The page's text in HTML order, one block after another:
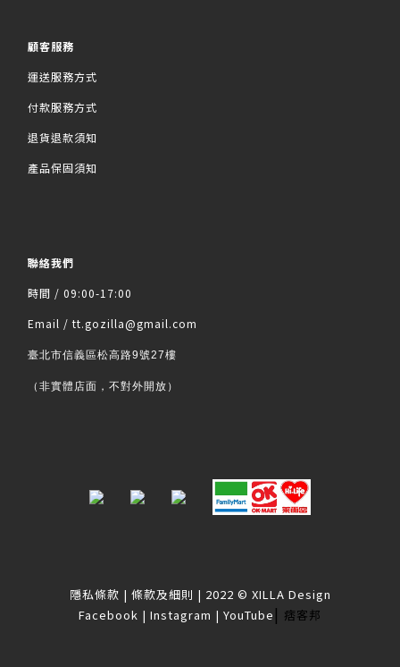
顧客服務
運送服務方式
付款服務方式
退貨退款須知
產品保固須知
聯絡我們
時間 / 09:00-17:00
Email / tt.gozilla@gmail.com
臺北市信義區松高路9號27樓
（非實體店面，不對外開放）
隱私條款 | 條款及細則 | 2022 © XILLA Design
Facebook | Instagram | YouTube | 痞客邦